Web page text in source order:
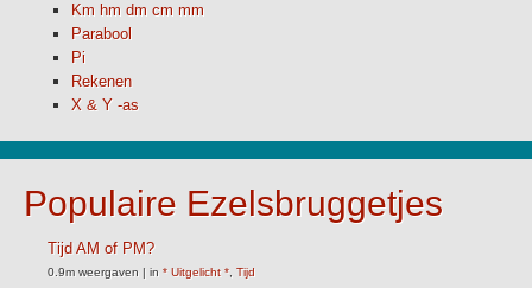
Km hm dm cm mm
Parabool
Pi
Rekenen
X & Y -as
Populaire Ezelsbruggetjes
Tijd AM of PM?
0.9m weergaven | in * Uitgelicht * Tijd